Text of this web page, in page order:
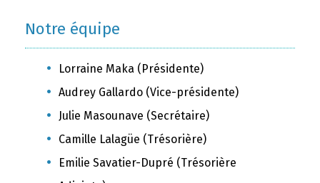
Notre équipe
Lorraine Maka (Présidente)
Audrey Gallardo (Vice-présidente)
Julie Masounave (Secrétaire)
Camille Lalagüe (Trésorière)
Emilie Savatier-Dupré (Trésorière